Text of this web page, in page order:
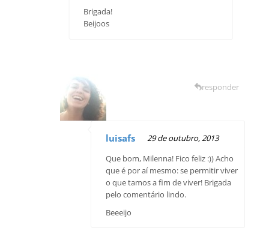
Brigada!
Beijoos
luisafs
29 de outubro, 2013
Que bom, Milenna! Fico feliz :)) Acho
que é por aí mesmo: se permitir viver
o que tamos a fim de viver! Brigada
pelo comentário lindo.
Beeeijo
responder